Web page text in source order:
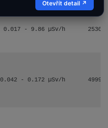
0.017 - 9.86 µSv/h 2530
0.042 - 0.172 µSv/h 4999
Otevřít detail ↗